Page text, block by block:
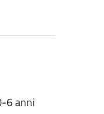
6 anni